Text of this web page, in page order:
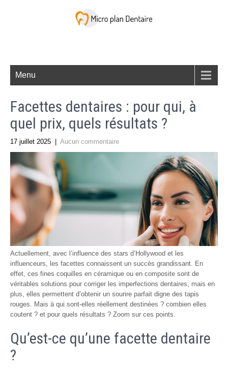
Menu
Facettes dentaires : pour qui, à
quel prix, quels résultats ?
17 juillet 2025 Aucun commentaire
Actuellement, avec l’influence des stars d’Hollywood et les
influenceurs, les facettes connaissent un succès grandissant. En
effet, ces fines coquilles en céramique ou en composite sont de
véritables solutions pour corriger les imperfections dentaires, mais en
plus, elles permettent d’obtenir un sourire parfait digne des tapis
rouges. Mais à qui sont-elles réellement destinées ? combien elles
coutent ? et pour quels résultats ? Zoom sur ces points.
Qu’est-ce qu’une facette dentaire
?